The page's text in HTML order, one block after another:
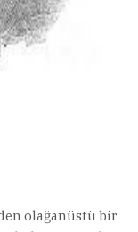
olağanüstü bir